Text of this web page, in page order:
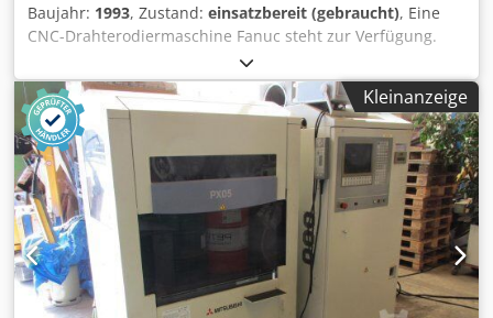
Baujahr: 1993, Zustand: einsatzbereit (gebraucht), Eine
CNC-Drahterodiermaschine Fanuc steht zur Verfügung.
Verfahrweg X/Y: 350mm/500mm, max.
Werkstückdimensionen X/Y/Z: 450mm/650mm/300mm,
max. Werkstückgewicht: 500kg, Maschinendimensionen
X/Y/Z: ca. 2600mm/2550mm/2200mm, Gewicht: ca. 2300kg,
Steuerung: Fanuc Series 16-WA. Dokumentation
vorhanden. Eine Besichtigung vor Ort ist möglich.
Dcjdpezqu E Tsfx Altok
Kleinanzeige